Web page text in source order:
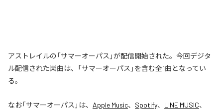
アストレイルの「サマーオーパス」が配信開始された。今回デジタ
ル配信された楽曲は、「サマーオーパス」を含む全1曲となってい
る。
なお「サマーオーパス 」は、 Apple Music、 Spotify、 LINE MUSIC、